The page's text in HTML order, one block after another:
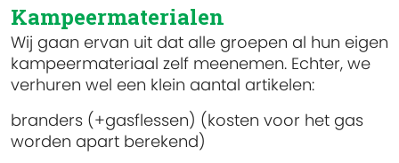
Kampeermaterialen
Wij gaan ervan uit dat alle groepen al hun eigen
kampeermateriaal zelf meenemen. Echter, we
verhuren wel een klein aantal artikelen:
branders (+gasflessen) (kosten voor het gas
worden apart berekend)